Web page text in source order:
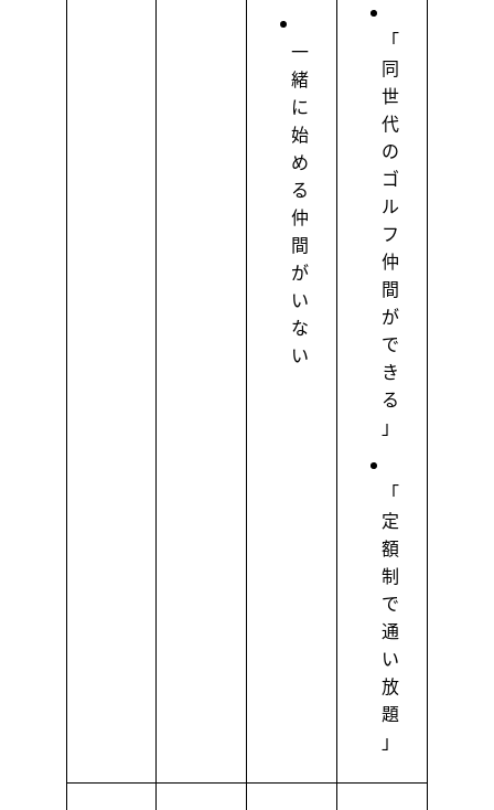
一
緒
に
始
め
る
仲
間
が
い
な
い
「
同
世
代
の
ゴ
ル
フ
仲
間
が
で
き
る
」
「
定
額
制
で
通
い
放
題
」